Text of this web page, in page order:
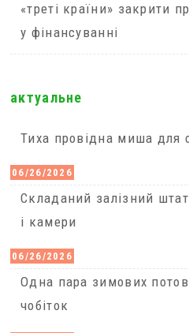
«треті країни» закрити
у фінансуванні
актуальне
Тиха провідна миша для
06/26/2026
Cкладаний залізний
і камери
06/26/2026
Одна пара зимових
чобіток